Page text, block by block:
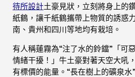
待所設計土豪見狀，立刻將身上的
紙鶴，讓千紙鶴攜帶上物質的誘惑
南、貴州和四川等地均有栽培。
有人稱蓮霧為“注了水的鈴鐺”「可
情緒干擾！」牛土豪對著天空大吼
有標價的能量。“長在樹上的礦泉水”